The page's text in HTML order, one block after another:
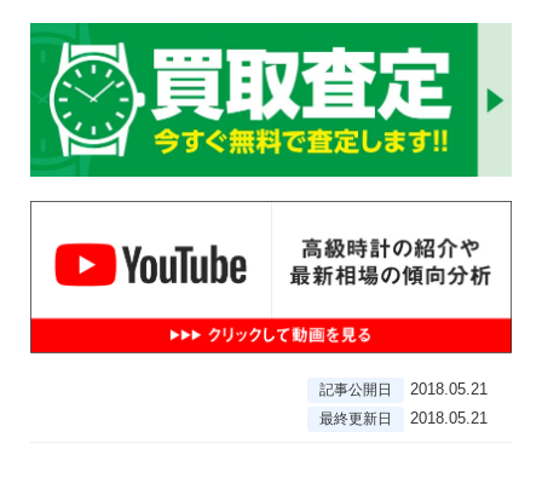
記事公開日 2018.05.21
最終更新日 2018.05.21